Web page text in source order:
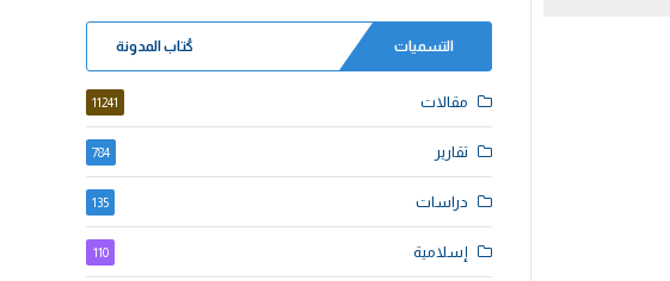
التسميات كُتاب المدونة
مقالات 11241
تقارير 784
دراسات 135
إسلامية 110